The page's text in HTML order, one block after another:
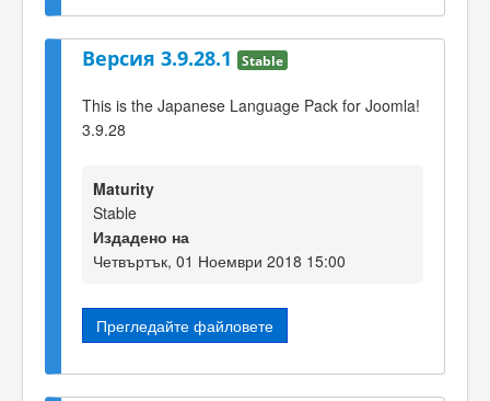
Версия 3.9.28.1 Stable
This is the Japanese Language Pack for Joomla!
3.9.28
Maturity
Stable
Издадено на
Четвъртък, 01 Ноември 2018 15:00
Прегледайте файловете